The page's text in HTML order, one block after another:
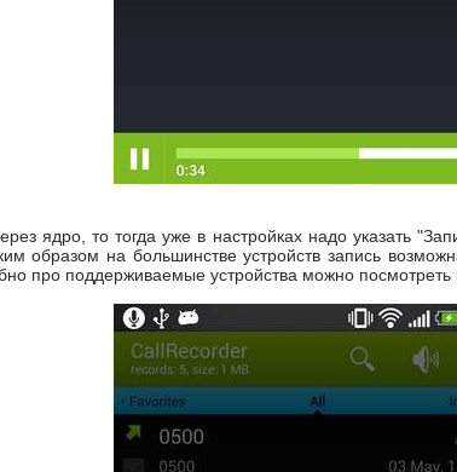
ядро, то тогда уже в настройках надо указать
образом на большинстве устройств запись
про поддерживаемые устройства можно посмотреть